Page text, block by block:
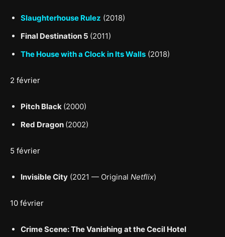
Slaughterhouse Rulez (2018)
Final Destination 5 (2011)
The House with a Clock in Its Walls (2018)
2 février
Pitch Black (2000)
Red Dragon (2002)
5 février
Invisible City (2021 — Original Netflix)
10 février
Crime Scene: The Vanishing at the Cecil Hotel